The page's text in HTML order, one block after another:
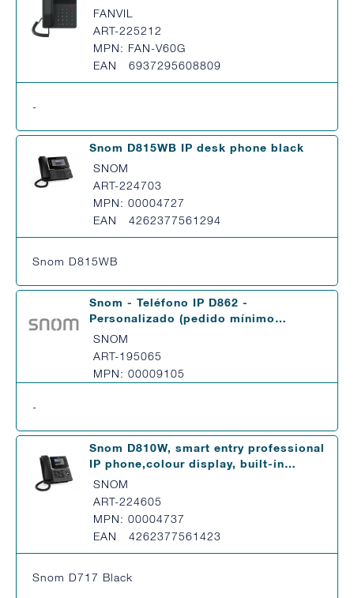
FANVIL
ART-225212
MPN: FAN-V60G
EAN 6937295608809
-
Snom D815WB IP desk phone black
SNOM
ART-224703
MPN: 00004727
EAN 4262377561294
Snom D815WB
Snom - Teléfono IP D862 -
Personalizado (pedido mínimo…
SNOM
ART-195065
MPN: 00009105
-
Snom D810W, smart entry professional
IP phone,colour display, built-in…
SNOM
ART-224605
MPN: 00004737
EAN 4262377561423
Snom D717 Black